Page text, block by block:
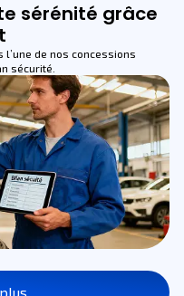
sérénité grâce
l’une de nos concessions
sécurité.